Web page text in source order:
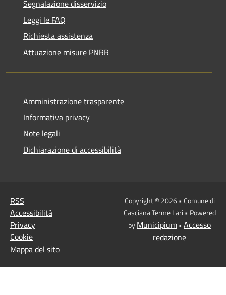
Segnalazione disservizio
Leggi le FAQ
Richiesta assistenza
Attuazione misure PNRR
Amministrazione trasparente
Informativa privacy
Note legali
Dichiarazione di accessibilità
RSS
Accessibilità
Privacy
Cookie
Mappa del sito
Copyright © 2026 • Comune di
Casciana Terme Lari • Powered
byMunicipium• Accesso
redazione